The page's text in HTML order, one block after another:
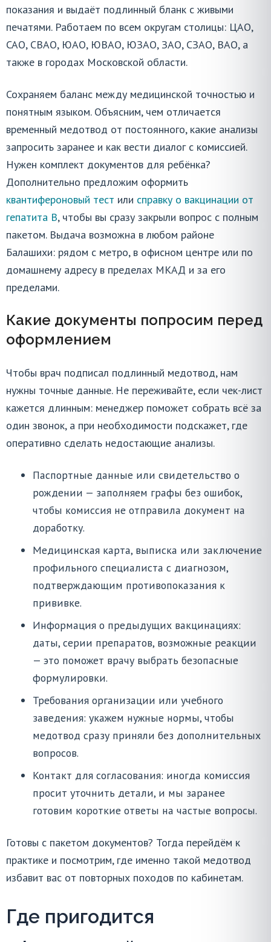
показания и выдаёт подлинный бланк с живыми
печатями. Работаем по всем округам столицы: ЦАО,
САО, СВАО, ЮАО, ЮВАО, ЮЗАО, ЗАО, СЗАО, ВАО, а
также в городах Московской области.
Сохраняем баланс между медицинской точностью и
понятным языком. Объясним, чем отличается
временный медотвод от постоянного, какие анализы
запросить заранее и как вести диалог с комиссией.
Нужен комплект документов для ребёнка?
Дополнительно предложим оформить
квантифероновый тест или справку о вакцинации от
гепатита B, чтобы вы сразу закрыли вопрос с полным
пакетом. Выдача возможна в любом районе
Балашихи: рядом с метро, в офисном центре или по
домашнему адресу в пределах МКАД и за его
пределами.
Какие документы попросим перед
оформлением
Чтобы врач подписал подлинный медотвод, нам
нужны точные данные. Не переживайте, если чек-лист
кажется длинным: менеджер поможет собрать всё за
один звонок, а при необходимости подскажет, где
оперативно сделать недостающие анализы.
Паспортные данные или свидетельство о
рождении — заполняем графы без ошибок,
чтобы комиссия не отправила документ на
доработку.
Медицинская карта, выписка или заключение
профильного специалиста с диагнозом,
подтверждающим противопоказания к
прививке.
Информация о предыдущих вакцинациях:
даты, серии препаратов, возможные реакции
— это поможет врачу выбрать безопасные
формулировки.
Требования организации или учебного
заведения: укажем нужные нормы, чтобы
медотвод сразу приняли без дополнительных
вопросов.
Контакт для согласования: иногда комиссия
просит уточнить детали, и мы заранее
готовим короткие ответы на частые вопросы.
Готовы с пакетом документов? Тогда перейдём к
практике и посмотрим, где именно такой медотвод
избавит вас от повторных походов по кабинетам.
Где пригодится